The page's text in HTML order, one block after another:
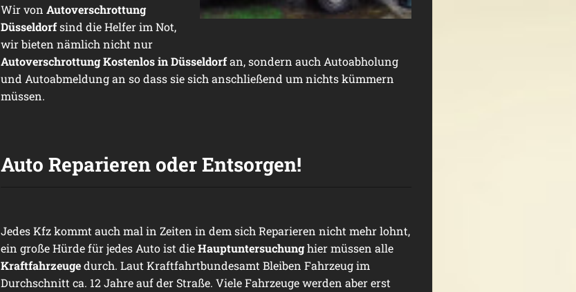
Wir von Autoverschrottung
Düsseldorfsind die Helfer im Not,
wir bieten nämlich nicht nur
Autoverschrottung Kostenlos in Düsseldorfan, sondern auch Autoabholung
und Autoabmeldung an so dass sie sich anschließend um nichts kümmern
müssen.
Auto Reparieren oder Entsorgen!
Jedes Kfz kommt auch mal in Zeiten in dem sich Reparieren nicht mehr lohnt,
ein große Hürde für jedes Auto ist dieHauptuntersuchunghier müssen alle
Kraftfahrzeugedurch. Laut Kraftfahrtbundesamt Bleiben Fahrzeug im
Durchschnitt ca. 12 Jahre auf der Straße. Viele Fahrzeuge werden aber erst